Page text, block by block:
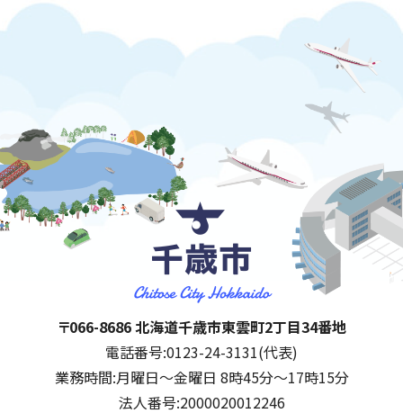
千歳市
住所:
〒066-8686 北海道千歳市東雲町2丁目34番地
電話番号:0123-24-3131(代表)
業務時間:月曜日～金曜日 8時45分～17時15分
法人番号:2000020012246